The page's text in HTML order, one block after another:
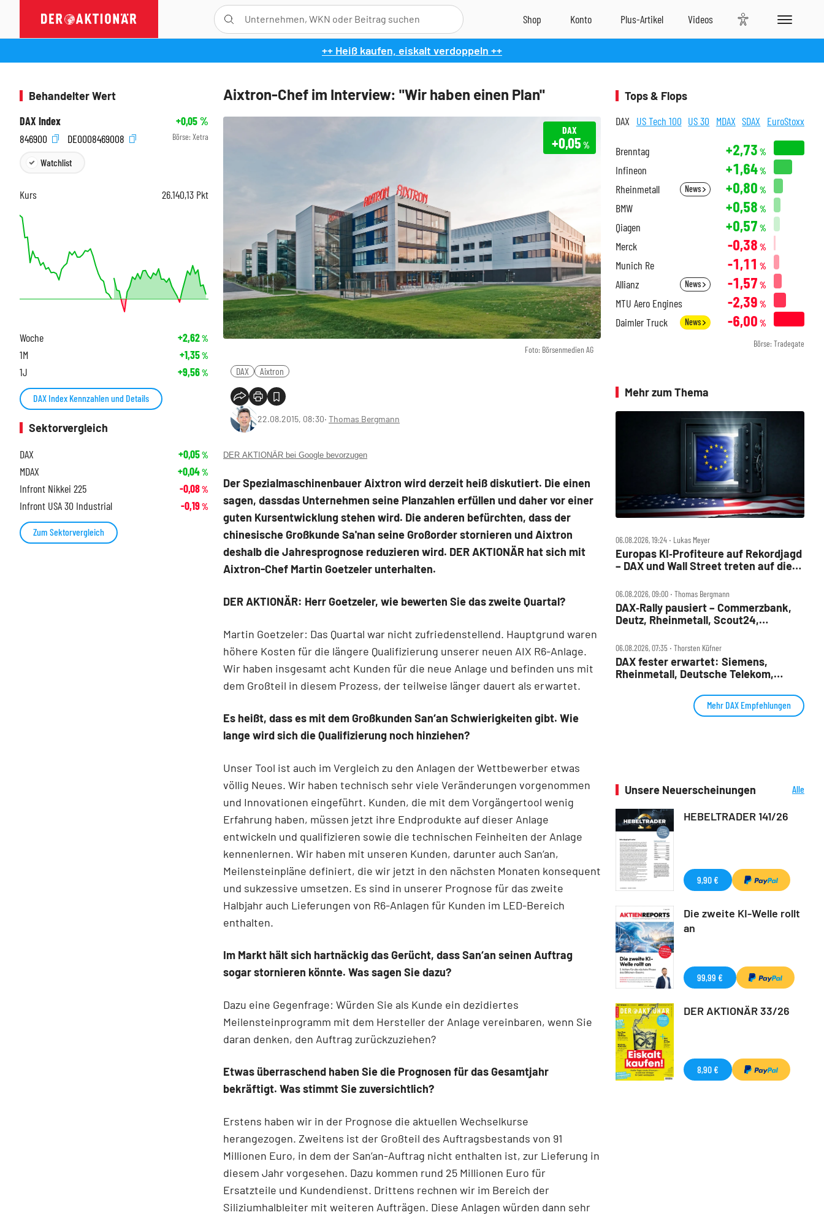
++ Heiß kaufen, eiskalt verdoppeln ++
Aixtron-Chef im Interview: "Wir haben einen Plan"
Foto: Börsenmedien AG
DAX
+0,05 %
DAX Aixtron
22.08.2015, 08:30‧ Thomas Bergmann
DER AKTIONÄR bei Google bevorzugen
Der Spezialmaschinenbauer Aixtron wird derzeit heiß diskutiert. Die einen
sagen, dassdas Unternehmen seine Planzahlen erfüllen und daher vor einer
guten Kursentwicklung stehen wird. Die anderen befürchten, dass der
chinesische Großkunde Sa'nan seine Großorder stornieren und Aixtron
deshalb die Jahresprognose reduzieren wird. DER AKTIONÄR hat sich mit
Aixtron-Chef Martin Goetzeler unterhalten.
DER AKTIONÄR: Herr Goetzeler, wie bewerten Sie das zweite Quartal?
Martin Goetzeler: Das Quartal war nicht zufriedenstellend. Hauptgrund waren
höhere Kosten für die längere Qualifizierung unserer neuen AIX R6-Anlage.
Wir haben insgesamt acht Kunden für die neue Anlage und befinden uns mit
dem Großteil in diesem Prozess, der teilweise länger dauert als erwartet.
Es heißt, dass es mit dem Großkunden San‘an Schwierigkeiten gibt. Wie
lange wird sich die Qualifizierung noch hinziehen?
Unser Tool ist auch im Vergleich zu den Anlagen der Wettbewerber etwas
völlig Neues. Wir haben technisch sehr viele Veränderungen vorgenommen
und Innovationen eingeführt. Kunden, die mit dem Vorgängertool wenig
Erfahrung haben, müssen jetzt ihre Endprodukte auf dieser Anlage
entwickeln und qualifizieren sowie die techni­schen Feinheiten der Anlage
kennenler­nen. Wir haben mit unseren Kunden, darunter auch San‘an,
Meilensteinpläne definiert, die wir jetzt in den nächsten Monaten konsequent
und sukzessive umsetzen. Es sind in unserer Prognose für das zweite
Halbjahr auch Lieferun­gen von R6-Anlagen für Kunden im LED-Bereich
enthalten.
Im Markt hält sich hartnäckig das Gerücht, dass San‘an seinen Auftrag
sogar stornieren könnte. Was sagen Sie dazu?
Dazu eine Gegenfrage: Würden Sie als Kunde ein dezidier­tes
Meilensteinprogramm mit dem Hersteller der Anlage vereinbaren, wenn Sie
daran denken, den Auftrag zurückzuziehen?
Etwas überraschend haben Sie die Prognosen für das Gesamtjahr
bekräftigt. Was stimmt Sie zuversichtlich?
Erstens haben wir in der Prognose die aktuellen Wechselkurse
herangezogen. Zweitens ist der Großteil des Auftragsbestands von 91
Millionen Euro, in dem der San’an-Auftrag nicht enthalten ist, zur Lieferung in
diesem Jahr vorgesehen. Dazu kommen rund 25 Millionen Euro für
Ersatzteile und Kundendienst. Drittens rechnen wir im Bereich der
Siliziumhalbleiter mit weiteren Aufträgen. Diese Anlagen würden dann sehr
Behandelter Wert
DAX Index
+0,05%
846900
DE0008469008 Börse: Xetra
Watchlist
Kurs 26.140,13 Pkt
Woche +2,62%
1M +1,35%
1J +9,56%
DAX Index Kennzahlen und Details
Sektorvergleich
DAX
+0,05%
MDAX +0,04%
Infront Nikkei 225 -0,08%
Infront USA 30 Industrial -0,19%
Zum Sektorvergleich
Tops & Flops
DAX US Tech 100 US 30 MDAX SDAX EuroStoxx
Brenntag +2,73 %
Infineon +1,64%
Rheinmetall News +0,80 %
BMW +0,58 %
Qiagen +0,57 %
Merck -0,38 %
Munich Re -1,11 %
Allianz News -1,57 %
MTU Aero Engines -2,39 %
Daimler Truck News -6,00 %
Börse: Tradegate
Mehr zum Thema
06.08.2026, 19:24 ‧ Lukas Meyer
Europas KI‑Profiteure auf Rekordjagd
– DAX und Wall Street treten auf die
06.08.2026, 09:00 ‧ Thomas Bergmann
DAX‑Rally pausiert – Commerzbank,
Deutz, Rheinmetall, Scout24,
Check
06.08.2026, 07:35 ‧ Thorsten Küfner
DAX fester erwartet: Siemens,
Rheinmetall, Deutsche Telekom,
Mehr DAX Empfehlungen
Unsere Neuerscheinungen
Alle
HEBELTRADER 141/26
9,90 €
Die zweite KI-Welle rollt
an
99,99 €
DER AKTIONÄR 33/26
8,90 €